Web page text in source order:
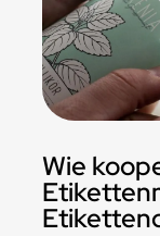
Wie